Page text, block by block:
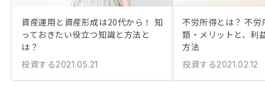
資産運用と資産形成は20代から！ 知
っておきたい役立つ知識と方法と
は？
投資する2021.05.21
不労所得とは？ 不労
類・メリットと、利
方法
投資する2021.02.12